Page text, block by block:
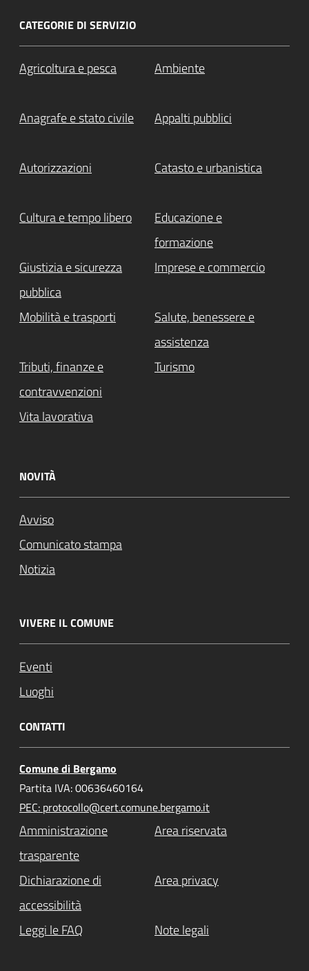
CATEGORIE DI SERVIZIO
Agricoltura e pesca Ambiente
Anagrafe e stato civile Appalti pubblici
Autorizzazioni Catasto e urbanistica
Cultura e tempo libero
Educazione e
formazione
Giustizia e sicurezza
pubblica
Imprese e commercio
Mobilità e trasporti
Salute, benessere e
assistenza
Tributi, finanze e
contravvenzioni
Turismo
Vita lavorativa
NOVITÀ
Avviso
Comunicato stampa
Notizia
VIVERE IL COMUNE
Eventi
Luoghi
CONTATTI
Comune di Bergamo
Partita IVA: 00636460164
PEC: protocollo@cert.comune.bergamo.it
Amministrazione
trasparente
Area riservata
Dichiarazione di
accessibilità
Area privacy
Leggi le FAQ Note legali